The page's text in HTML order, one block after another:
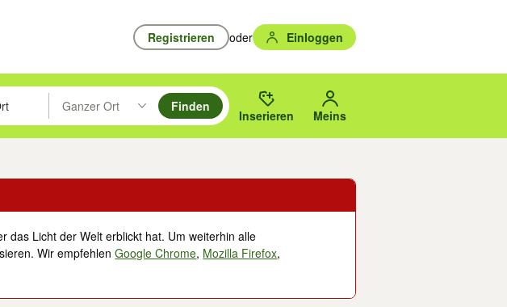
Registrieren oder Einloggen
nach oben/unten durchsuchen und mit Eingabetaste auswählen.
Eingabetaste drücken um zu suchen, oder Vorschläge mit den Pfeiltasten nach oben/
Ganzer Ort
Suche im Umkreis des gewählten Orts oder PLZ.
Finden
Inserieren Meins
das Licht der Welt erblickt hat. Um weiterhin alle
Wir empfehlenGoogle Chrome, Mozilla Firefox,